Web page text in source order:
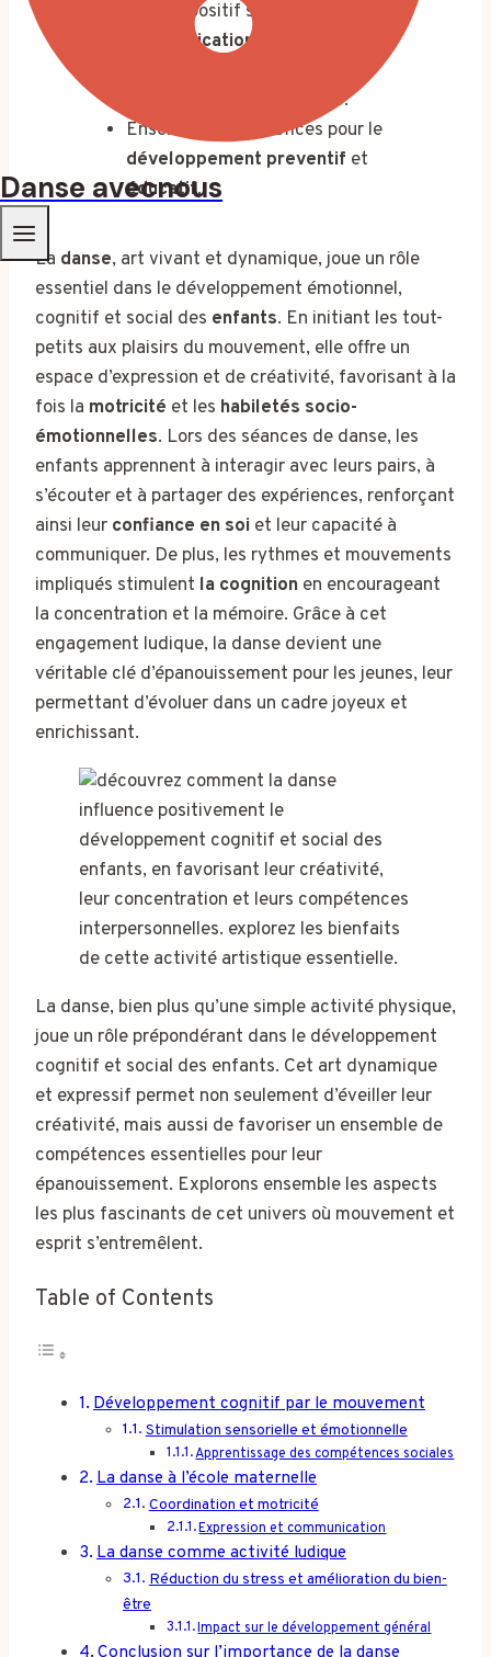
Danse avecnous
Impact positif sur la
communication
flexibilité
motricité.
Ensemble des bénéfices pour le
développement preventif et
éducatif.
La danse, art vivant et dynamique, joue un rôle
essentiel dans le développement émotionnel,
cognitif et social des enfants. En initiant les tout-
petits aux plaisirs du mouvement, elle offre un
espace d’expression et de créativité, favorisant à la
fois la motricité et les habiletés socio-
émotionnelles. Lors des séances de danse, les
enfants apprennent à interagir avec leurs pairs, à
s’écouter et à partager des expériences, renforçant
ainsi leur confiance en soi et leur capacité à
communiquer. De plus, les rythmes et mouvements
impliqués stimulent la cognition en encourageant
la concentration et la mémoire. Grâce à cet
engagement ludique, la danse devient une
véritable clé d’épanouissement pour les jeunes, leur
permettant d’évoluer dans un cadre joyeux et
enrichissant.
La danse, bien plus qu’une simple activité physique,
joue un rôle prépondérant dans le développement
cognitif et social des enfants. Cet art dynamique
et expressif permet non seulement d’éveiller leur
créativité, mais aussi de favoriser un ensemble de
compétences essentielles pour leur
épanouissement. Explorons ensemble les aspects
les plus fascinants de cet univers où mouvement et
esprit s’entremêlent.
Table of Contents
Développement cognitif par le mouvement
Stimulation sensorielle et émotionnelle
Apprentissage des compétences sociales
La danse à l’école maternelle
Coordination et motricité
Expression et communication
La danse comme activité ludique
Réduction du stress et amélioration du bien-
être
Impact sur le développement général